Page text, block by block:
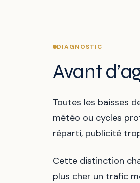
DIAGNOSTIC
Avant
Toutes les baisses
météo ou cycles
réparti, publicité
Cette distinction
plus cher un trafic